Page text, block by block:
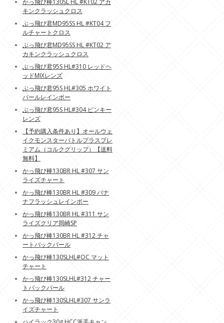
かっ飛び棒130SL HL #KT02 アカ
キンクラッシュクロス
ぶっ飛び君MD95SS HL #KT04 フ
ルチャートクロス
ぶっ飛び君MD95SS HL #KT02 ア
カキンクラッシュクロス
ぶっ飛び君95S HL#310 レッドヘ
ッドMIXレンズ
ぶっ飛び君95S HL#305 ホワイト
パールレインボー
ぶっ飛び君95S HL#304 ピンキー
レンズ
【予約購入条件あり】オールウェ
イクモンスターバトルプラスプレ
ミアム（コルクグリップ）【送料
無料】
かっ飛び棒130BR HL #307 サン
ライズチャート
かっ飛び棒130BR HL #309 バナ
ナフラッシュレインボー
かっ飛び棒130BR HL #311 サン
ライズクリア岡崎SP
かっ飛び棒130BR HL #312 チャ
ートバックパール
かっ飛び棒130SLHL#OC マット
チャート
かっ飛び棒130SLHL#312 チャー
トバックパール
かっ飛び棒130SLHL#307 サンラ
イズチャート